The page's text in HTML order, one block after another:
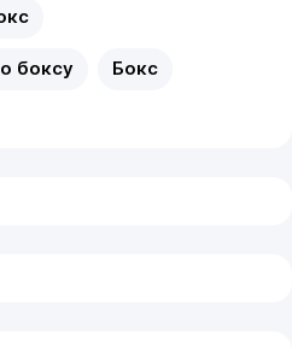
боксу Бокс